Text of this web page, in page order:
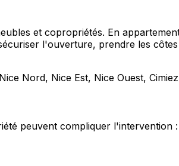
et copropriétés. En
l'ouverture, prendre les
Nord, Nice Est, Nice Ouest,
peuvent compliquer